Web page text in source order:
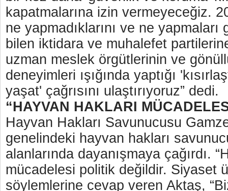
kapatmalarına izin vermeyeceğiz.
ne yapmadıklarını ve ne
bilen iktidara ve muhalefet
uzman meslek örgütlerinin ve
deneyimleri ışığında yaptığı
yaşat' çağrısını ulaştırıyoruz” dedi.
“HAYVAN HAKLARI
Hayvan Hakları Savunucusu
genelindeki hayvan hakları
alanlarında dayanışmaya çağırdı.
mücadelesi politik değildir. Siyaset
söylemlerine cevap veren Aktaş,